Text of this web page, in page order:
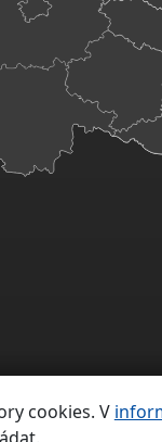
cookies. V